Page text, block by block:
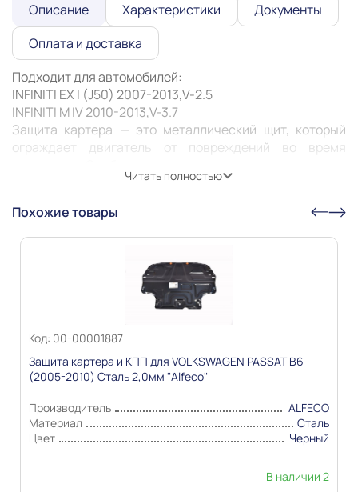
Описание Характеристики
Документы
Оплата и доставка
Подходит для автомобилей:
INFINITI EX I (J50) 2007-2013,V-2.5
INFINITI M IV 2010-2013,V-3.7
Защита картера — это металлический щит, который
ограждает двигатель от повреждений во время
неровным дорогам или с препятствиями: снег, грязь,
пробитие картера, продлить его жизнь и жизнь
Информация о технических характеристиках,
комплекте поставки, стране изготовления, внешнем
основывается на последних доступных к моменту
публикации сведениях
Читать полностью
Похожие товары
Код: 00-00001887
Защита картера и КПП для VOLKSWAGEN PASSAT B6
(2005-2010) Сталь 2,0мм "Alfeco"
Производитель
ALFECO
Материал
Сталь
Цвет
Черный
В наличии 2